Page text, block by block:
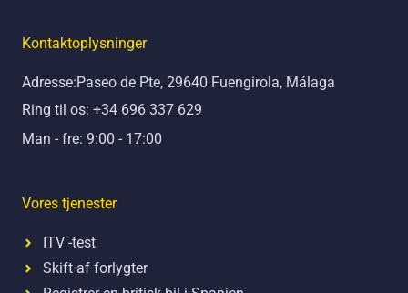
b
o
k
u
b
Kontaktoplysninger
Adresse:Paseo de Pte, 29640 Fuengirola, Málaga
Ring til os: +34 696 337 629
Man - fre: 9:00 - 17:00
Vores tjenester
ITV -test
Skift af forlygter